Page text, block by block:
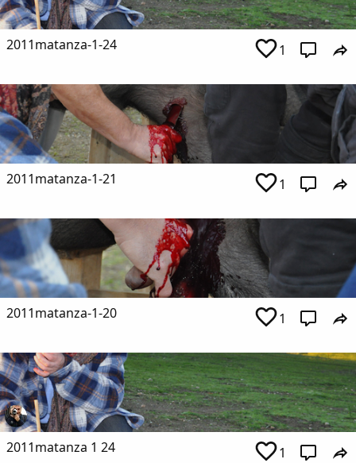
2011matanza-1-24 1
2011matanza-1-21 1
2011matanza-1-20 1
2011matanza 1 24 1